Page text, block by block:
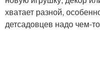
Интересные поделки
хватает разной,
детсадовцев надо чем-